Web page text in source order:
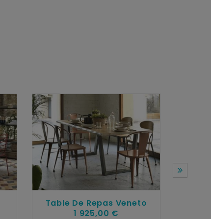
Table De Repas Veneto
1 925,00 €